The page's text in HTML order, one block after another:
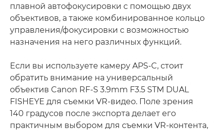
плавной автофокусировки с помощью двух
объективов, а также комбинированное кольцо
управления/фокусировки с возможностью
назначения на него различных функций.
Если вы используете камеру APS-C, стоит
обратить внимание на универсальный
объектив Canon RF-S 3.9mm F3.5 STM DUAL
FISHEYE для съемки VR-видео. Поле зрения
140 градусов после экспорта делает его
практичным выбором для съемки VR-контента,